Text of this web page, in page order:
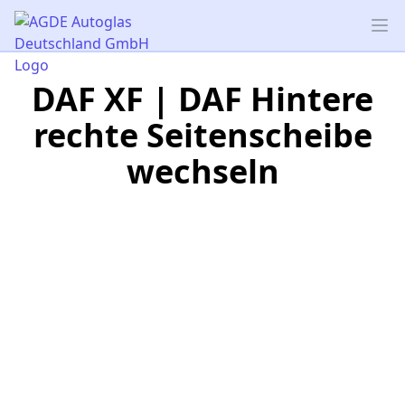
AGDE Autoglas Deutschland GmbH
DAF XF | DAF Hintere
rechte Seitenscheibe
wechseln